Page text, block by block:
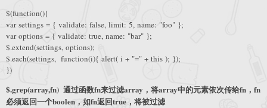
$(function(){
var settings = { validate: false, limit: 5, name: "foo" };
var options = { validate: true, name: "bar" };
$.extend(settings, options);
$.each(settings, function(i){ alert( i + "=" + this ); });
})
$.grep(array,fn) 通过函数fn来过滤array，将array中的元素依次传给fn，fn
必须返回一个boolen，如fn返回true，将被过滤